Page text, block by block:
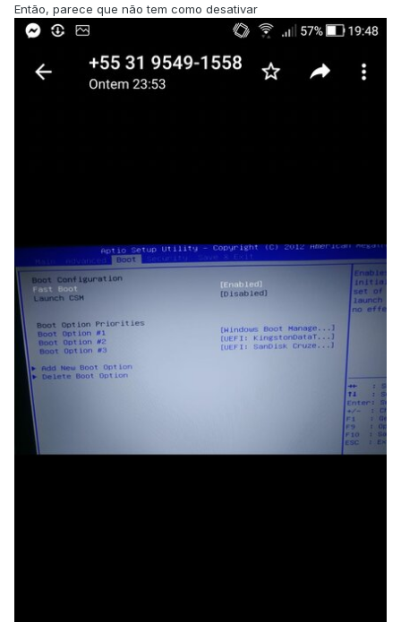
Então, parece que não tem como desativar